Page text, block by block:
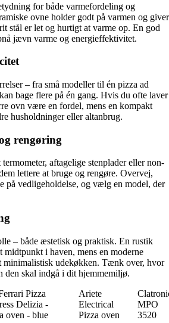
for både varmefordeling og
ovne holder godt på varmen og giver
stål er let og hurtigt at varme op. En god
jævn varme og energieffektivitet.
– fra små modeller til én pizza ad
bage flere på én gang. Hvis du ofte laver
ovn være en fordel, mens en kompakt
husholdninger eller altanbrug.
rengøring
aftagelige stenplader eller non-
lettere at bruge og rengøre. Overvej,
på vedligeholdelse, og vælg en model, der
– både æstetisk og praktisk. En rustik
i haven, mens en moderne
minimalistisk udekøkken. Tænk over, hvor
den skal indgå i dit hjemmemiljø.
Pizza
Delizia -
oven - blue
Ariete
Electrical
Pizza oven
MPO
3520